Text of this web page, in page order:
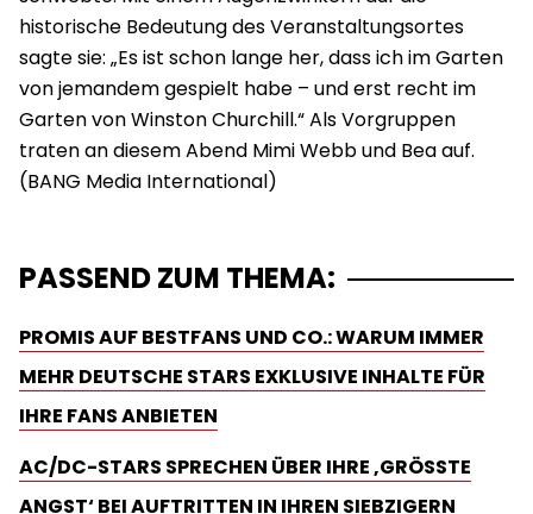
historische Bedeutung des Veranstaltungsortes
sagte sie: „Es ist schon lange her, dass ich im Garten
von jemandem gespielt habe – und erst recht im
Garten von Winston Churchill.“ Als Vorgruppen
traten an diesem Abend Mimi Webb und Bea auf.
PASSEND ZUM THEMA:
PROMIS AUF BESTFANS UND CO.: WARUM IMMER
MEHR DEUTSCHE STARS EXKLUSIVE INHALTE FÜR
IHRE FANS ANBIETEN
AC/DC-STARS SPRECHEN ÜBER IHRE ‚GRÖSSTE A
NGST‘ BEI AUFTRITTEN IN IHREN SIEBZIGERN